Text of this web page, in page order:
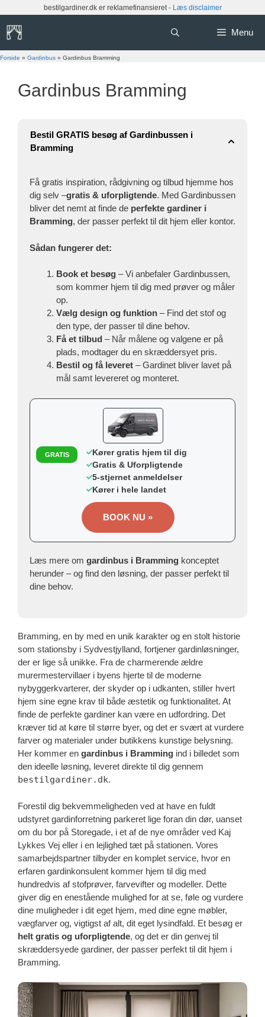
indhold
bestilgardiner.dk er reklamefinansieret - Læs disclaimer
Menu
Forside » Gardinbus » Gardinbus Bramming
Gardinbus Bramming
Bestil GRATIS besøg af Gardinbussen i
Bramming
Få gratis inspiration, rådgivning og tilbud hjemme hos
dig selv –gratis & uforpligtende. Med Gardinbussen
bliver det nemt at finde de perfekte gardiner i
Bramming, der passer perfekt til dit hjem eller kontor.
Sådan fungerer det:
Book et besøg – Vi anbefaler Gardinbussen,
som kommer hjem til dig med prøver og måler
op.
Vælg design og funktion – Find det stof og
den type, der passer til dine behov.
Få et tilbud – Når målene og valgene er på
plads, modtager du en skræddersyet pris.
Bestil og få leveret – Gardinet bliver lavet på
mål samt levereret og monteret.
GRATIS
Kører gratis hjem til dig
Gratis & Uforpligtende
5-stjernet anmeldelser
Kører i hele landet
BOOK NU »
Læs mere om gardinbus i Bramming konceptet
herunder – og find den løsning, der passer perfekt til
dine behov.
Bramming, en by med en unik karakter og en stolt historie
som stationsby i Sydvestjylland, fortjener gardinløsninger,
der er lige så unikke. Fra de charmerende ældre
murermestervillaer i byens hjerte til de moderne
nybyggerkvarterer, der skyder op i udkanten, stiller hvert
hjem sine egne krav til både æstetik og funktionalitet. At
finde de perfekte gardiner kan være en udfordring. Det
kræver tid at køre til større byer, og det er svært at vurdere
farver og materialer under butikkens kunstige belysning.
Her kommer en gardinbus i Bramming ind i billedet som
den ideelle løsning, leveret direkte til dig gennem
bestilgardiner.dk.
Forestil dig bekvemmeligheden ved at have en fuldt
udstyret gardinforretning parkeret lige foran din dør, uanset
om du bor på Storegade, i et af de nye områder ved Kaj
Lykkes Vej eller i en lejlighed tæt på stationen. Vores
samarbejdspartner tilbyder en komplet service, hvor en
erfaren gardinkonsulent kommer hjem til dig med
hundredvis af stofprøver, farvevifter og modeller. Dette
giver dig en enestående mulighed for at se, føle og vurdere
dine muligheder i dit eget hjem, med dine egne møbler,
vægfarver og, vigtigst af alt, dit eget lysindfald. Et besøg er
helt gratis og uforpligtende, og det er din genvej til
skræddersyede gardiner, der passer perfekt til dit hjem i
Bramming.